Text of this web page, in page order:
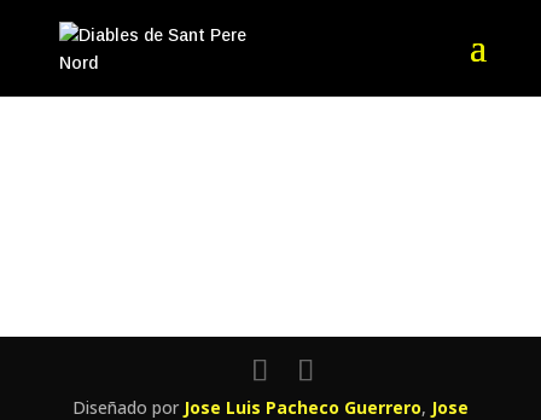
Diseñado por Jose Luis Pacheco Guerrero, Jose